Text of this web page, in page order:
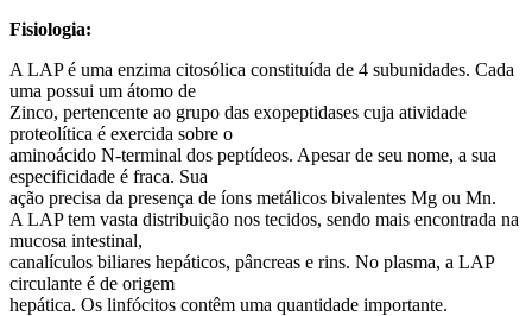
Fisiologia:
A LAP é uma enzima citosólica constituída de 4 subunidades. Cada
uma possui um átomo de
Zinco, pertencente ao grupo das exopeptidases cuja atividade
proteolítica é exercida sobre o
aminoácido N-terminal dos peptídeos. Apesar de seu nome, a sua
especificidade é fraca. Sua
ação precisa da presença de íons metálicos bivalentes Mg ou Mn.
A LAP tem vasta distribuição nos tecidos, sendo mais encontrada na
mucosa intestinal,
canalículos biliares hepáticos, pâncreas e rins. No plasma, a LAP
circulante é de origem
hepática. Os linfócitos contêm uma quantidade importante.